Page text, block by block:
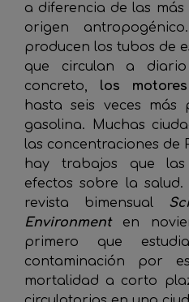
a diferencia de las más
origen
producen los tubos de
que circulan a
concreto, los
hasta seis veces más
gasolina. Muchas
las concentraciones de
hay trabajos que
efectos sobre la
revista bimensual
Environmenten
primero que
contaminación por
mortalidad a corto